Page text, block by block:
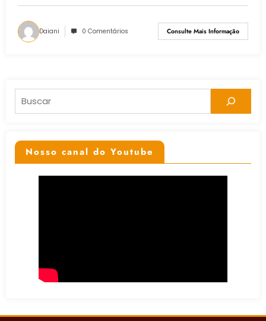
Daiani 0 Comentários Consulte Mais Informação
Pesquisar
Nosso canal do Youtube